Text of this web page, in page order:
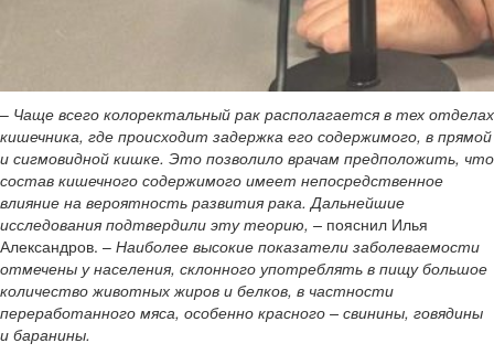
– Чаще всего колоректальный рак располагается в тех отделах
кишечника, где происходит задержка его содержимого, в прямой
и сигмовидной кишке. Это позволило врачам предположить, что
состав кишечного содержимого имеет непосредственное
влияние на вероятность развития рака. Дальнейшие
исследования подтвердили эту теорию, – пояснил Илья
Александров. – Наиболее высокие показатели заболеваемости
отмечены у населения, склонного употреблять в пищу большое
количество животных жиров и белков, в частности
переработанного мяса, особенно красного – свинины, говядины
и баранины.